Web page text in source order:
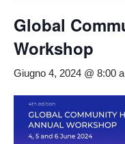
Global
Workshop
Giugno 4, 2024 @ 8:00